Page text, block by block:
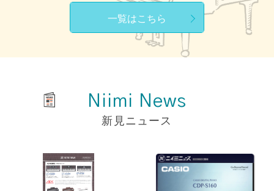
一覧はこちら
Niimi News
新見ニュース